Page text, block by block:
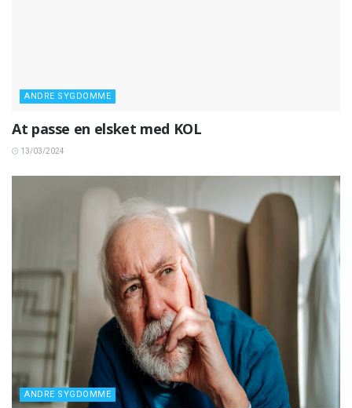
ANDRE SYGDOMME
At passe en elsket med KOL
13/03/2024
ANDRE SYGDOMME